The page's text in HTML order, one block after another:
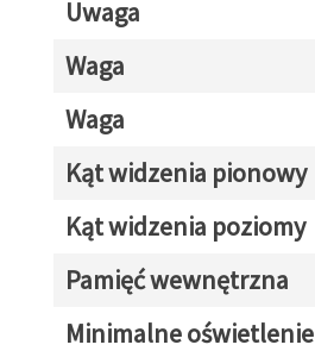
Uwaga
Waga
Waga
Kąt widzenia pionowy
Kąt widzenia poziomy
Pamięć wewnętrzna
Minimalne oświetlenie